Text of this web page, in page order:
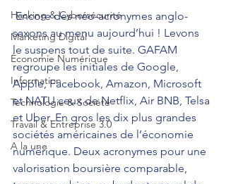
Hacking & Cybersécurité
Marketing Digital
Économie Numérique
Information
Technologie & Société
Travail & Entreprise 3.0
A la une
Encore des néo-acronymes anglo-
saxons au menu aujourd’hui ! Levons
le suspens tout de suite. GAFAM
regroupe les initiales de Google,
Apple, Facebook, Amazon, Microsoft
et NATU ceux de Netflix, Air BNB, Telsa
et Uber. En gros les dix plus grandes
sociétés américaines de l’économie
numérique. Deux acronymes pour une
valorisation boursière comparable,